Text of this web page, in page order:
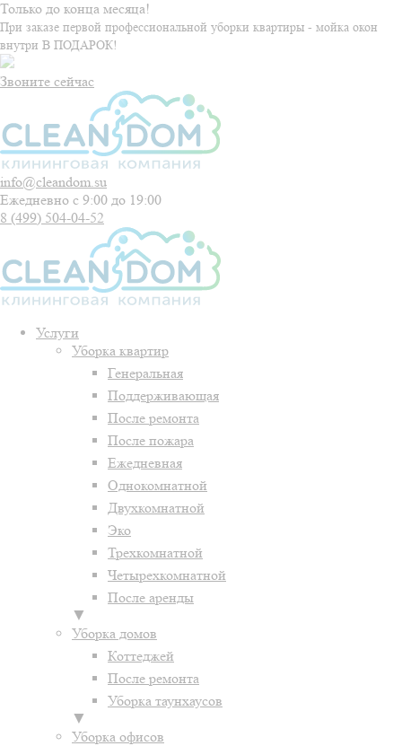
Только до конца месяца!
При заказе первой профессиональной уборки квартиры - мойка окон
внутри В ПОДАРОК!
Звоните сейчас
info@cleandom.su
Ежедневно с 9:00 до 19:00
8 (499) 504-04-52
Услуги
Уборка квартир
Генеральная
Поддерживающая
После ремонта
После пожара
Ежедневная
Однокомнатной
Двухкомнатной
Эко
Трехкомнатной
Четырехкомнатной
После аренды
▼
Уборка домов
Коттеджей
После ремонта
Уборка таунхаусов
▼
Уборка офисов